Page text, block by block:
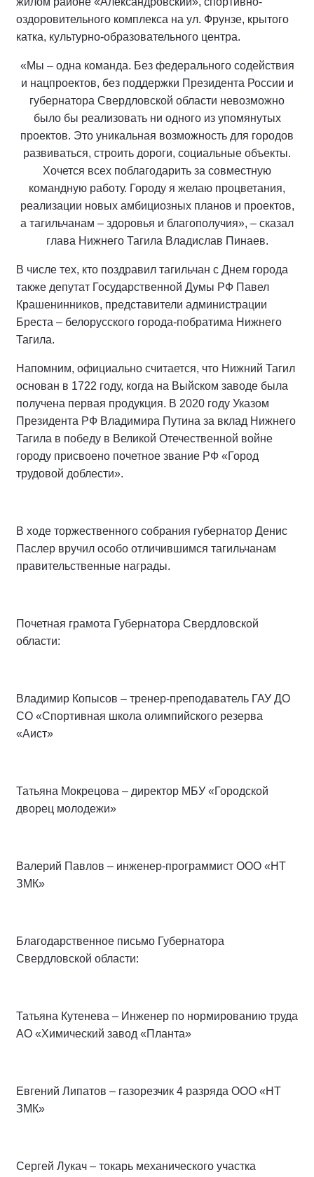
оздоровительного комплекса на ул. Фрунзе, крытого
катка, культурно-образовательного центра.
«Мы – одна команда. Без федерального содействия
и нацпроектов, без поддержки Президента России и
губернатора Свердловской области невозможно
было бы реализовать ни одного из упомянутых
проектов. Это уникальная возможность для городов
развиваться, строить дороги, социальные объекты.
Хочется всех поблагодарить за совместную
командную работу. Городу я желаю процветания,
реализации новых амбициозных планов и проектов,
а тагильчанам – здоровья и благополучия», – сказал
глава Нижнего Тагила Владислав Пинаев.
В числе тех, кто поздравил тагильчан с Днем города
также депутат Государственной Думы РФ Павел
Крашенинников, представители администрации
Бреста – белорусского города-побратима Нижнего
Тагила.
Напомним, официально считается, что Нижний Тагил
основан в 1722 году, когда на Выйском заводе была
получена первая продукция. В 2020 году Указом
Президента РФ Владимира Путина за вклад Нижнего
Тагила в победу в Великой Отечественной войне
городу присвоено почетное звание РФ «Город
трудовой доблести».
В ходе торжественного собрания губернатор Денис
Паслер вручил особо отличившимся тагильчанам
правительственные награды.
Почетная грамота Губернатора Свердловской
области:
Владимир Копысов – тренер-преподаватель ГАУ ДО
СО «Спортивная школа олимпийского резерва
«Аист»
Татьяна Мокрецова – директор МБУ «Городской
дворец молодежи»
Валерий Павлов – инженер-программист ООО «НТ
ЗМК»
Благодарственное письмо Губернатора
Свердловской области:
Татьяна Кутенева – Инженер по нормированию труда
АО «Химический завод «Планта»
Евгений Липатов – газорезчик 4 разряда ООО «НТ
ЗМК»
Сергей Лукач – токарь механического участка